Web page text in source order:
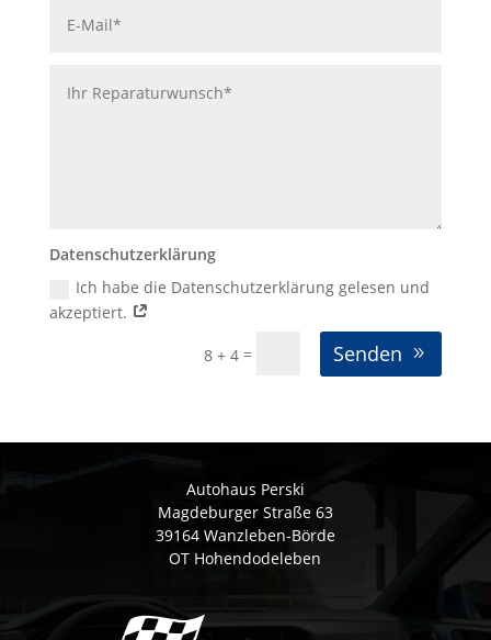
Datenschutzerklärung
Ich habe die Datenschutzerklärung gelesen und
akzeptiert.
8 + 4= Senden
Autohaus Perski
Magdeburger Straße 63
39164 Wanzleben-Börde
OT Hohendodeleben